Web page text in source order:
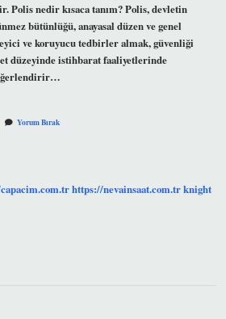
Polis nedir kısaca tanım? Polis, devletin
bütünlüğü, anayasal düzen ve genel
ve koruyucu tedbirler almak, güvenliği
düzeyinde istihbarat faaliyetlerinde
Yorum Bırak
https://nevainsaat.com.trknight